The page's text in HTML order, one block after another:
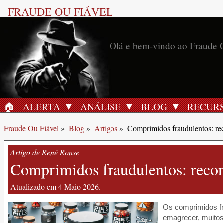
FRAUDE OU FIÁVEL
INÍCIO
🏠︎ ALERTA ANÁLISE BLOG
Fraude Ou Fiável» Blog» Artigos» Comprimidos fraudulentos:
Artigo de René Ronse
Comprimidos fraudulentos:
Atualizado em 4 Maio 2026.
Os comprimidos
emagrecer,